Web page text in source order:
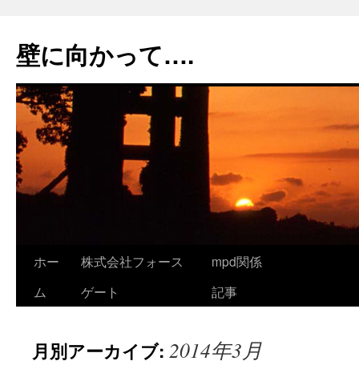
テ
ン
へ
ス
キ
ッ
プ
壁に向かって….
ホー
ム
株式会社フォース
ゲート
mpd関係
記事
月別アーカイブ: 2014年3月